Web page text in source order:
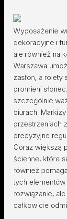
Wyposażenie
dekoracyjne i
ale również na
Warszawa
zasłon, a
promieni
szczególnie
biurach.
przestrzeniach
precyzyjne
Coraz większą
ścienne, które
również
tych
rozwiązanie,
całkowicie